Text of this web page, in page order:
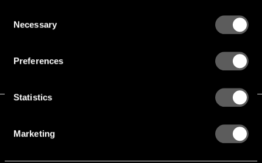
Selection
Necessary
Preferences
Statistics
Marketing
PROJEKTY